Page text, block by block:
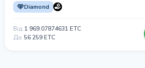
Diamond
Від 1 969.07874631 ETC
До 56 259 ETC